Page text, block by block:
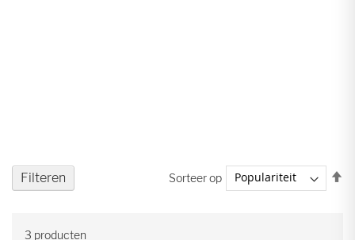
3 producten
Sorteer op
Filteren